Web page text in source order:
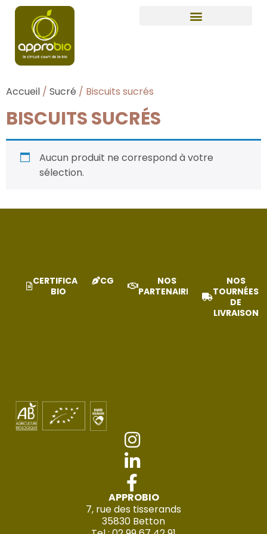
Accueil / Sucré / Biscuits sucrés
BISCUITS SUCRÉS
Aucun produit ne correspond à votre
sélection.
CERTIFICAT
BIO
CGV
NOS
PARTENAIRES
NOS
TOURNÉES
DE
LIVRAISON
APPROBIO
7, rue des tisserands
35830 Betton